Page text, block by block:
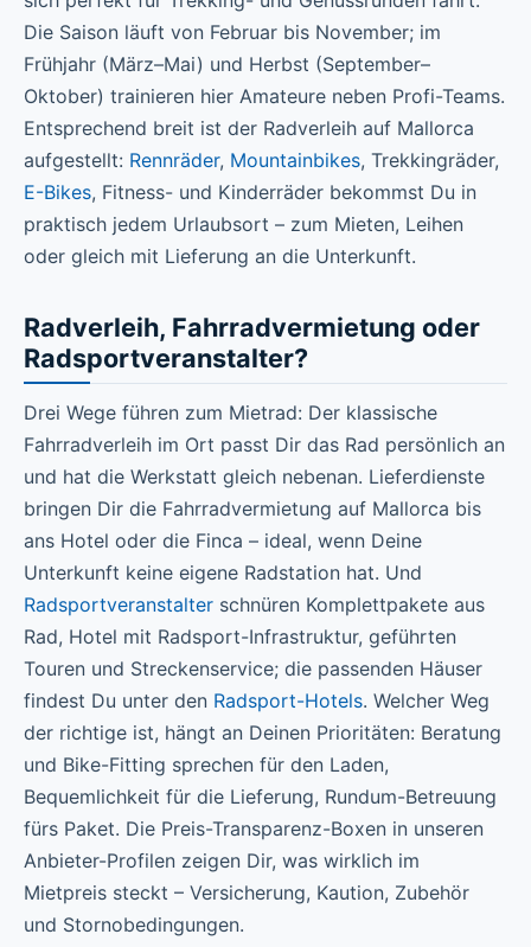
Die Saison läuft von Februar bis November; im
Frühjahr (März–Mai) und Herbst (September–
Oktober) trainieren hier Amateure neben Profi-Teams.
Entsprechend breit ist der Radverleih auf Mallorca
aufgestellt: Rennräder, Mountainbikes, Trekkingräder,
E-Bikes, Fitness- und Kinderräder bekommst Du in
praktisch jedem Urlaubsort – zum Mieten, Leihen
oder gleich mit Lieferung an die Unterkunft.
Radverleih, Fahrradvermietung oder
Radsportveranstalter?
Drei Wege führen zum Mietrad: Der klassische
Fahrradverleih im Ort passt Dir das Rad persönlich an
und hat die Werkstatt gleich nebenan. Lieferdienste
bringen Dir die Fahrradvermietung auf Mallorca bis
ans Hotel oder die Finca – ideal, wenn Deine
Unterkunft keine eigene Radstation hat. Und
Radsportveranstalter schnüren Komplettpakete aus
Rad, Hotel mit Radsport-Infrastruktur, geführten
Touren und Streckenservice; die passenden Häuser
findest Du unter den Radsport-Hotels. Welcher Weg
der richtige ist, hängt an Deinen Prioritäten: Beratung
und Bike-Fitting sprechen für den Laden,
Bequemlichkeit für die Lieferung, Rundum-Betreuung
fürs Paket. Die Preis-Transparenz-Boxen in unseren
Anbieter-Profilen zeigen Dir, was wirklich im
Mietpreis steckt – Versicherung, Kaution, Zubehör
und Stornobedingungen.